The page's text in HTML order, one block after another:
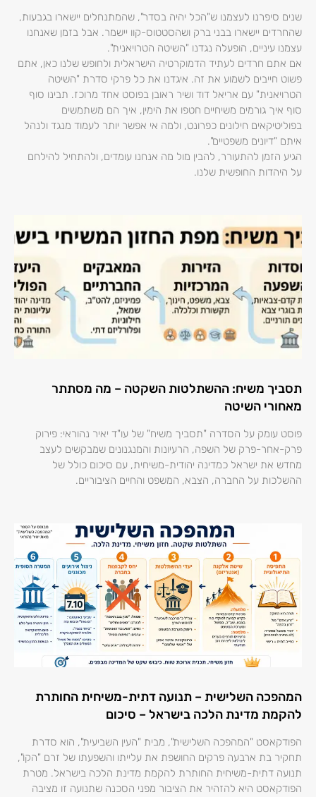
שנים סיפרנו לעצמנו ש"הכל יהיה בסדר", שהמתנחלים יישארו בגבעות,
שהחרדים יישארו בבני ברק ושהסטטוס-קוו יישמר. אבל בזמן שאנחנו
עצמנו עיניים, הופעלה נגדנו "השיטה הטרויאנית".
אם אתם חרדים לעתיד הדמוקרטיה הישראלית ולחופש שלנו כאן, אתם
פשוט חייבים לשמוע את זה. איגדנו את כל פרקי סדרת "השיטה
הטרויאנית" עם אריאל דוד ושיר ראובן בפוסט אחד מרוכז. תבינו סוף
סוף איך גורמים משיחיים חטפו את הימין, איך הם משתמשים
בפוליטיקאים חילונים כפרונט, ולמה אי אפשר יותר לעמוד מנגד ולנהל
איתם "דיונים משפטיים".
הגיע הזמן להתעורר, להבין מול מה אנחנו עומדים, ולהתחיל להילחם
על היהדות החופשית שלנו.
תסביך משיח: ההשתלטות השקטה – מה מסתתר
מאחורי השיטה
פוסט עומק על הסדרה "תסביך משיח" של עו"ד יאיר נהוראי: פירוק
פרק-אחר-פרק של השפה, הרעיונות והמנגנונים שמבקשים לעצב
מחדש את ישראל כמדינה יהודית-משיחית, עם סיכום כולל של
ההשלכות על החברה, הצבא, המשפט והחיים הציבוריים.
המהפכה השלישית – תנועה דתית-משיחית החותרת
להקמת מדינת הלכה בישראל – סיכום
הפודקאסט "המהפכה השלישית", מבית "העין השביעית", הוא סדרת
תחקיר בת ארבעה פרקים החושפת את עלייתו והשפעתו של זרם "הקו",
תנועה דתית-משיחית החותרת להקמת מדינת הלכה בישראל. מטרת
הפודקאסט היא להזהיר את הציבור מפני הסכנה שתנועה זו מציבה